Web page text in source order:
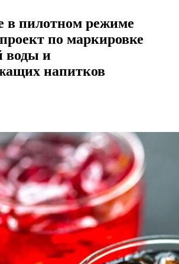
в пилотном режиме
по маркировке
воды и
напитков